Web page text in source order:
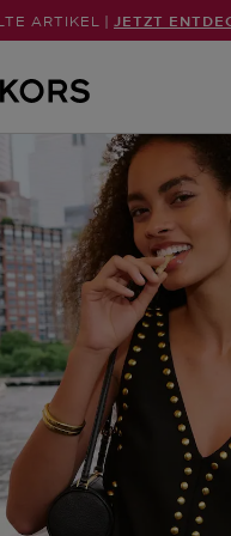
ARTIKEL | JETZT